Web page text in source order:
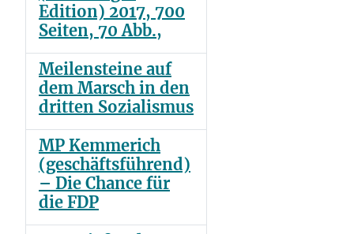
Edition) 2017, 700
Seiten, 70 Abb.,
Meilensteine auf
dem Marsch in den
dritten Sozialismus
MP Kemmerich
(geschäftsführend)
– Die Chance für
die FDP